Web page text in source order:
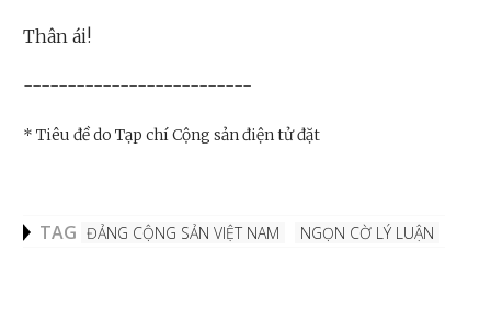
Thân ái!
--------------------------
* Tiêu đề do Tạp chí Cộng sản điện tử đặt
TAG ĐẢNG CỘNG SẢN VIỆT NAM NGỌN CỜ LÝ LUẬN